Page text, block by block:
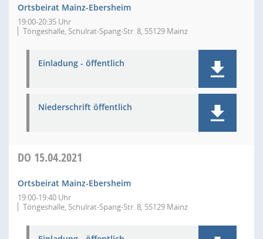
Ortsbeirat Mainz-Ebersheim
19:00-20:35 Uhr
Töngeshalle, Schulrat-Spang-Str. 8, 55129 Mainz
Einladung - öffentlich
Niederschrift öffentlich
DO 15.04.2021
Ortsbeirat Mainz-Ebersheim
19:00-19:40 Uhr
Töngeshalle, Schulrat-Spang-Str. 8, 55129 Mainz